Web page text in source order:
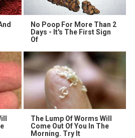
No Poop For More Than 2
Days - It's The First Sign
Of
The Lump Of Worms Will
Come Out Of You In The
Morning. Try It